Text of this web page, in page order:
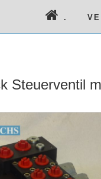
.
Steuerventil